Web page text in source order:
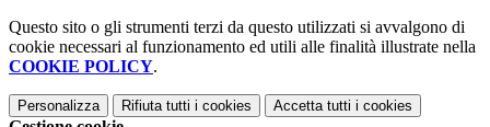
Questo sito o gli strumenti terzi da questo utilizzati si avvalgono di
cookie necessari al funzionamento ed utili alle finalità illustrate nella
COOKIE POLICY.
Personalizza Rifiuta tutti i cookies Accetta tutti i cookies